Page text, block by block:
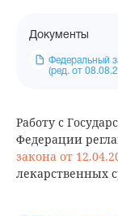
Документы
Федеральный
(ред. от
Работу с
Федерации
закона от
лекарственных